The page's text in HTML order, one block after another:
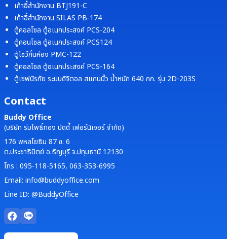
เก้าอี้สำนักงาน BTJ191-C
เก้าอี้สำนักงาน SILAS PB-174
ตู้คอลโซล ตู้อเนกประสงค์ PCS-204
ตู้คอนโซล ตู้อเนกประสงค์ PCS124
ตู้โชว์กั้นห้อง PMC-122
ตู้คอลโซล ตู้อเนกประสงค์ PCS-164
ตู้เซฟนิรภัย ระบบดิจิตอล สแกนนิ้ว น้ำหนัก 640 กก. รุ่น 2D-203S
Contact
Buddy Office
(บริษัท ร่มโพธิ์ทอง บัดดี้ เฟอร์นิเจอร์ จำกัด)
176 พหลโยธิน 87 ซ. 6
ต.ประชาธิปัตย์ อ.ธัญบุรี จ.ปทุมธานี 12130
โทร : 095-118-5165, 063-353-6995
Email: info@buddyoffice.com
Line ID: @BuddyOffice